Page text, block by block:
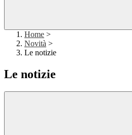
Home >
Novità >
Le notizie
Le notizie